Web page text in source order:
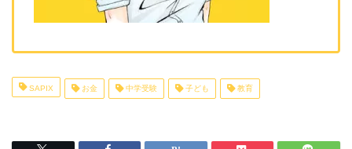
SAPIX お金 中学受験 子ども 教育